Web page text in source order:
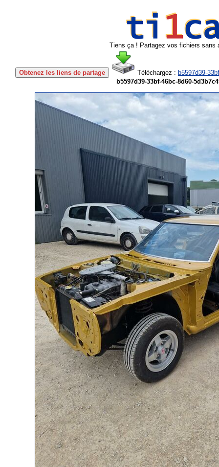
Tiens ça ! Partagez vos fichiers sans
Obtenez les liens de partage Téléchargez : b5597d39-
b5597d39-33bf-46bc-8d60-